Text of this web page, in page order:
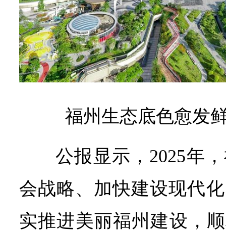
福州生态底色愈发
公报显示，2025年
会战略、加快建设现代
实推进美丽福州建设，